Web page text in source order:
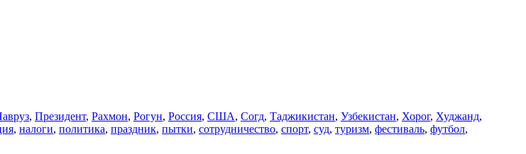
, Президент, Рахмон, Рогун, Россия, США, Согд, Таджикистан, Узбекистан, Хорог, Худжанд,
, налоги, политика, праздник, пытки, сотрудничество, спорт, суд, туризм, фестиваль, футбол,